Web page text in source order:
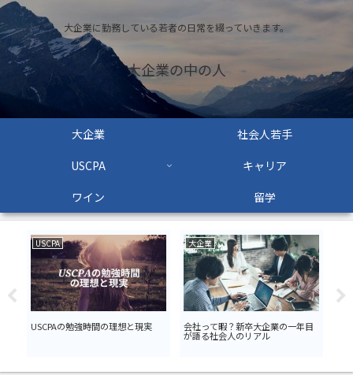
大企業に勤務している若者の日常を綴っていきます。
大企業の中の人
大企業
社会人若手
USCPA
キャリア
ワイン
留学
USCPA
USCPAの勉強時間の理想と現実
大企業
会社って暇？新卒大企業の一年目
が語る社会人のリアル